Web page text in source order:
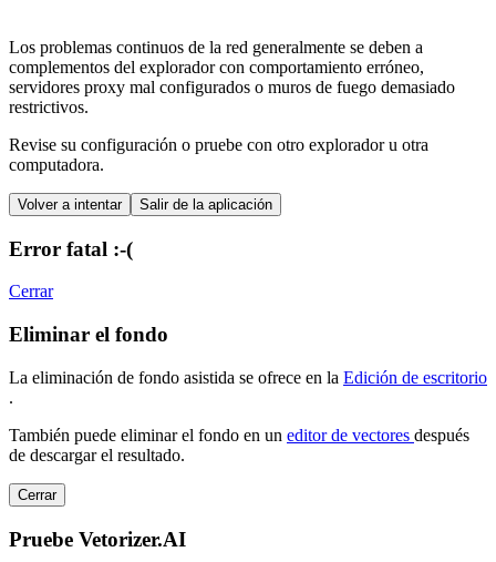
Los problemas continuos de la red generalmente se deben a
complementos del explorador con comportamiento erróneo,
servidores proxy mal configurados o muros de fuego demasiado
restrictivos.
Revise su configuración o pruebe con otro explorador u otra
computadora.
Volver a intentar Salir de la aplicación
Error fatal :-(
Cerrar
Eliminar el fondo
La eliminación de fondo asistida se ofrece en la Edición de escritorio
.
También puede eliminar el fondo en un editor de vectores después
de descargar el resultado.
Cerrar
Pruebe Vetorizer.AI